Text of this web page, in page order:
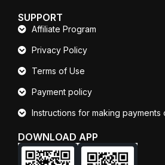
SUPPORT
Affiliate Program
Privacy Policy
Terms of Use
Payment policy
Instructions for making payments
DOWNLOAD APP